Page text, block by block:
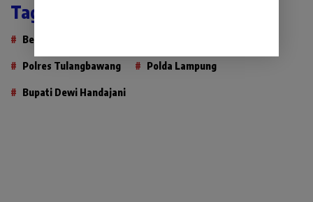
Tag Populer
Berita Lampung
Polres Tulangbawang Polda Lampung
Bupati Dewi Handajani